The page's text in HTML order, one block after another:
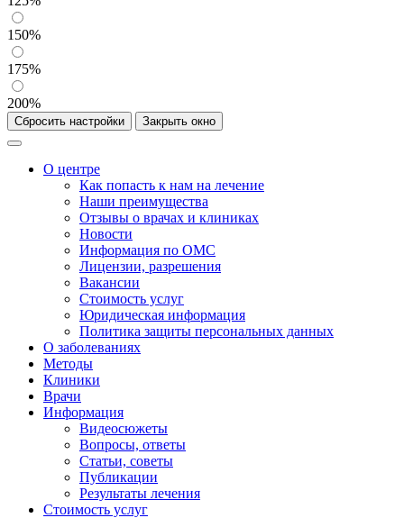
150%
175%
200%
Сбросить настройки Закрыть окно
О центре
Как попасть к нам на лечение
Наши преимущества
Отзывы о врачах и клиниках
Новости
Информация по ОМС
Лицензии, разрешения
Вакансии
Стоимость услуг
Юридическая информация
Политика защиты персональных данных
О заболеваниях
Методы
Клиники
Врачи
Информация
Видеосюжеты
Вопросы, ответы
Статьи, советы
Публикации
Результаты лечения
Стоимость услуг